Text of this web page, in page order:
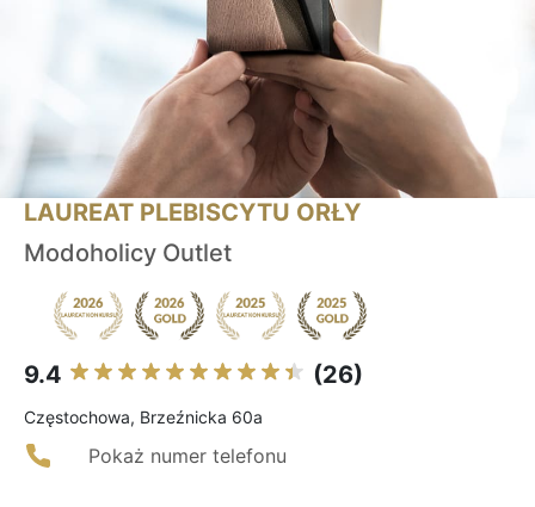
LAUREAT PLEBISCYTU ORŁY
Modoholicy Outlet
9.4 (26)
Częstochowa, Brzeźnicka 60a
Pokaż numer telefonu